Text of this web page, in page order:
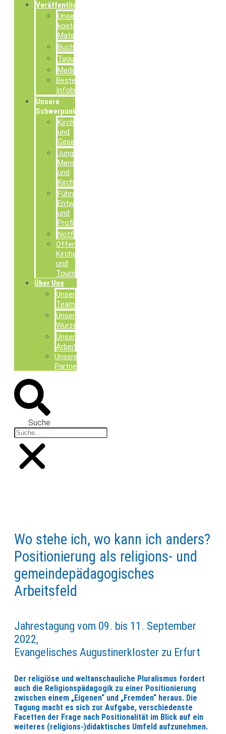
Veröffentlichungen
Unsere
kostenlosen
Materialien
Buchpublikationen
Tagungsdokumentationen
Mediathek
Bestellung
Infobroschüren
Unsere
Schwerpunkte
Kirche
und
Gesellschaft
Junge
Menschen
und
Kirche
Führen,
Entwickeln
und
Profilieren
Notfallseelsorge
Offene
Kirchen
und
Tourismusseelsorge
Über Uns
Unser
Team
Unsere
Wurzeln
Unsere
Arbeit
Unsere
Partner
Suche
Wo stehe ich, wo kann ich anders?
Positionierung als religions- und
gemeindepädagogisches
Arbeitsfeld
Jahrestagung vom 09. bis 11. September
2022,
Evangelisches Augustinerkloster zu Erfurt
Der religiöse und weltanschauliche Pluralismus fordert
auch die Religionspädagogik zu einer Positionierung
zwischen einem „Eigenen“ und „Fremden“ heraus. Die
Tagung macht es sich zur Aufgabe, verschiedenste
Facetten der Frage nach Positionalität im Blick auf ein
weiteres (religions-)didaktisches Umfeld aufzunehmen.